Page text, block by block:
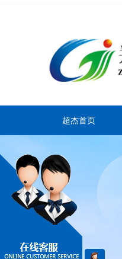
超杰首页